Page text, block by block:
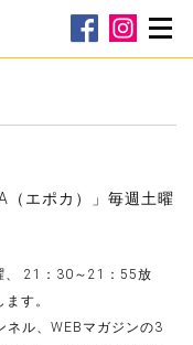
（エポカ）」毎週土曜
、 21：30～21：55放
す。
ネル、WEBマガジンの3